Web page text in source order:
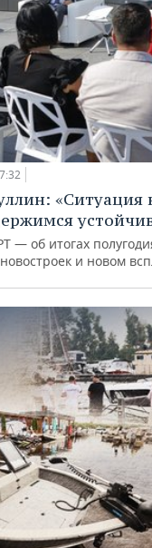
«Ситуация
— об итогах
и новом